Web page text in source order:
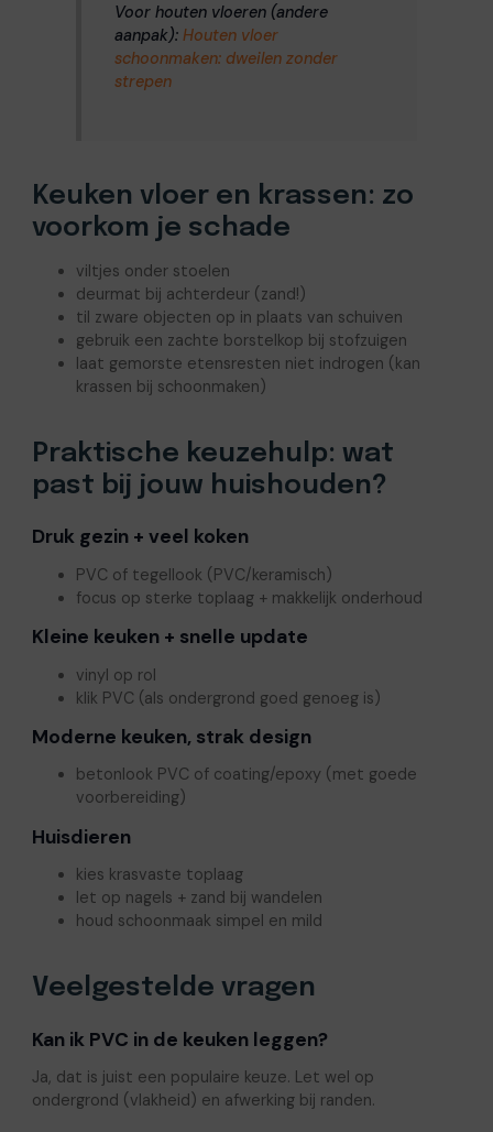
Voor houten vloeren (andere
aanpak): Houten vloer
schoonmaken: dweilen zonder
strepen
Keuken vloer en krassen: zo
voorkom je schade
viltjes onder stoelen
deurmat bij achterdeur (zand!)
til zware objecten op in plaats van schuiven
gebruik een zachte borstelkop bij stofzuigen
laat gemorste etensresten niet indrogen (kan
krassen bij schoonmaken)
Praktische keuzehulp: wat
past bij jouw huishouden?
Druk gezin + veel koken
PVC of tegellook (PVC/keramisch)
focus op sterke toplaag + makkelijk onderhoud
Kleine keuken + snelle update
vinyl op rol
klik PVC (als ondergrond goed genoeg is)
Moderne keuken, strak design
betonlook PVC of coating/epoxy (met goede
voorbereiding)
Huisdieren
kies krasvaste toplaag
let op nagels + zand bij wandelen
houd schoonmaak simpel en mild
Veelgestelde vragen
Kan ik PVC in de keuken leggen?
Ja, dat is juist een populaire keuze. Let wel op
ondergrond (vlakheid) en afwerking bij randen.